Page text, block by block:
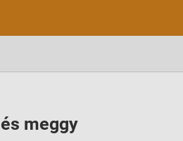
meggy